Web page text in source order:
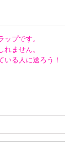
プです。
ません。
る人に送ろう！